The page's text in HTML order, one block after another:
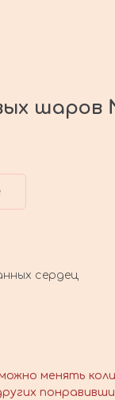
шаров
сердец
менять